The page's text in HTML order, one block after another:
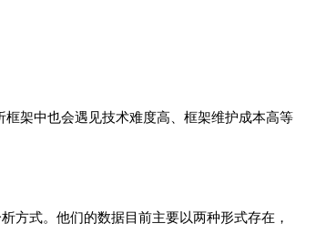
架中也会遇见技术难度高、框架维护成本高等
方式。他们的数据目前主要以两种形式存在，